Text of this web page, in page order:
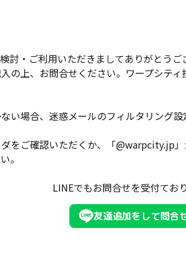
討・ご利用いただきましてありがとうご
の上、お問合せください。ワープシテ
い場合、迷惑メールのフィルタリング
をご確認いただくか、「@warpcity.jp
。
LINEでもお問合せを受付ており
友達追加をして問合